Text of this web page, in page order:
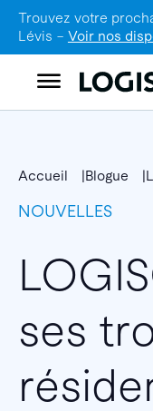
Trouvez votre
Lévis – Voir nos
Accueil Blogue
NOUVELLES
ses